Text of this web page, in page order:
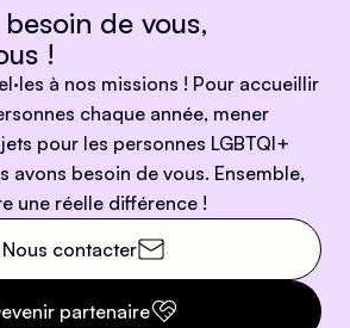
de vous,
!
à nos missions ! Pour accueillir
chaque année, mener
pour les personnes LGBTQI+
avons besoin de vous. Ensemble,
une réelle différence !
Nous contacter
partenaire